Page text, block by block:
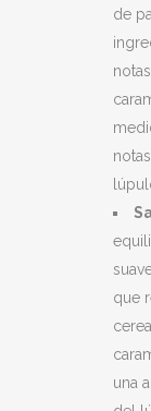
de
que
una